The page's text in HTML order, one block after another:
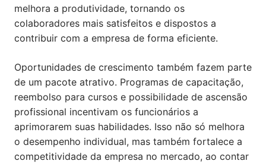
melhora a produtividade, tornando os
colaboradores mais satisfeitos e dispostos a
contribuir com a empresa de forma eficiente.
Oportunidades de crescimento também fazem parte
de um pacote atrativo. Programas de capacitação,
reembolso para cursos e possibilidade de ascensão
profissional incentivam os funcionários a
aprimorarem suas habilidades. Isso não só melhora
o desempenho individual, mas também fortalece a
competitividade da empresa no mercado, ao contar